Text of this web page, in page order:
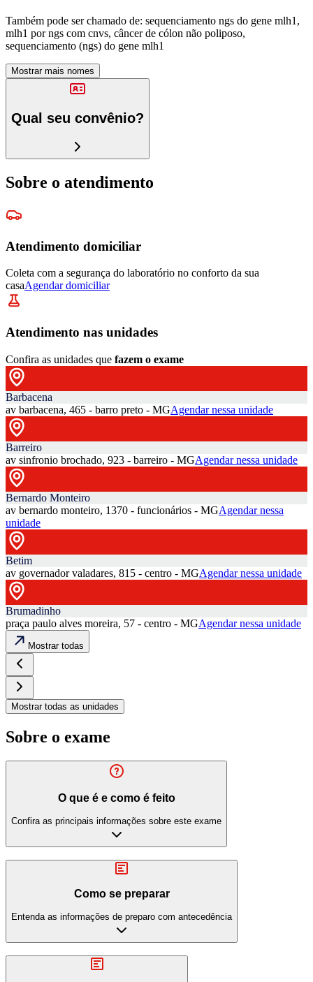
Também pode ser chamado de: sequenciamento ngs do gene mlh1,
mlh1 por ngs com cnvs, câncer de cólon não poliposo,
sequenciamento (ngs) do gene mlh1
Mostrar mais nomes
Qual seu convênio?
Sobre o atendimento
Atendimento domiciliar
Coleta com a segurança do laboratório no conforto da sua
casaAgendar domiciliar
Atendimento nas unidades
Confira as unidades que fazem o exame
Barbacena
av barbacena, 465 - barro preto - MGAgendar nessa unidade
Barreiro
av sinfronio brochado, 923 - barreiro - MGAgendar nessa unidade
Bernardo Monteiro
av bernardo monteiro, 1370 - funcionários - MGAgendar nessa
unidade
Betim
av governador valadares, 815 - centro - MGAgendar nessa unidade
Brumadinho
praça paulo alves moreira, 57 - centro - MGAgendar nessa unidade
Mostrar todas
Mostrar todas as unidades
Sobre o exame
O que é e como é feito
Confira as principais informações sobre este exame
Como se preparar
Entenda as informações de preparo com antecedência